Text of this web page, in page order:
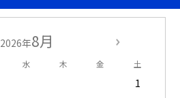
2026年8月
水 木 金 土
1